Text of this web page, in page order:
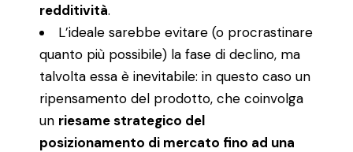
redditività.
L’ideale sarebbe evitare (o procrastinare
quanto più possibile) la fase di declino, ma
talvolta essa è inevitabile: in questo caso un
ripensamento del prodotto, che coinvolga
un riesame strategico del
posizionamento di mercato fino ad una